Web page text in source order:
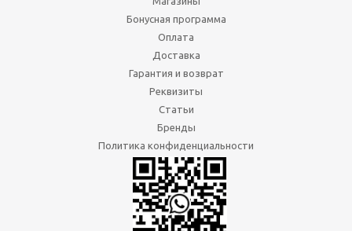
Бонусная программа
Оплата
Доставка
Гарантия и возврат
Реквизиты
Статьи
Бренды
Политика конфиденциальности